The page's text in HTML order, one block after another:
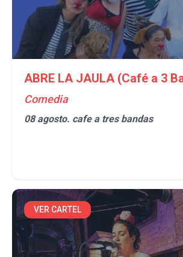
ABRE LA JAULA (Café a 3
Comedia
08 agosto. cafe a tres bandas
VER CARTEL